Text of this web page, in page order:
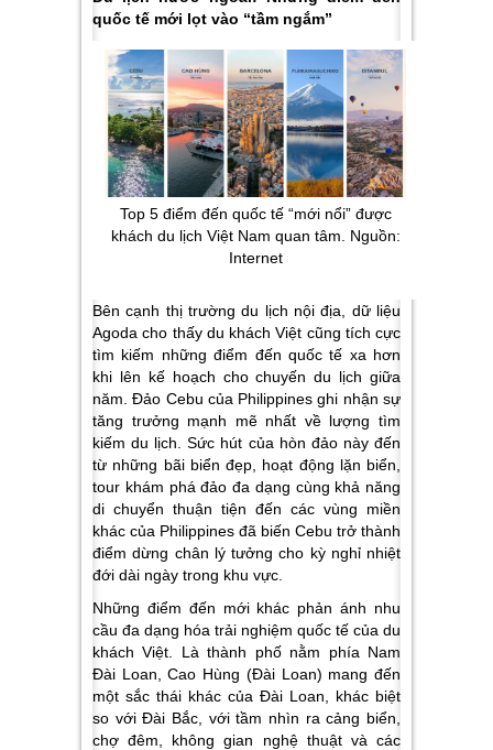
quốc tế mới lọt vào “tầm ngắm”
Top 5 điểm đến quốc tế “mới nổi” được
khách du lịch Việt Nam quan tâm. Nguồn:
Internet
Bên cạnh thị trường du lịch nội địa, dữ liệu
Agoda cho thấy du khách Việt cũng tích cực
tìm kiếm những điểm đến quốc tế xa hơn
khi lên kế hoạch cho chuyến du lịch giữa
năm. Đảo Cebu của Philippines ghi nhận sự
tăng trưởng mạnh mẽ nhất về lượng tìm
kiếm du lịch. Sức hút của hòn đảo này đến
từ những bãi biển đẹp, hoạt động lặn biển,
tour khám phá đảo đa dạng cùng khả năng
di chuyển thuận tiện đến các vùng miền
khác của Philippines đã biến Cebu trở thành
điểm dừng chân lý tưởng cho kỳ nghỉ nhiệt
đới dài ngày trong khu vực.
Những điểm đến mới khác phản ánh nhu
cầu đa dạng hóa trải nghiệm quốc tế của du
khách Việt. Là thành phố nằm phía Nam
Đài Loan,Cao Hùng (Đài Loan) mang đến
một sắc thái khác của Đài Loan, khác biệt
so với Đài Bắc, với tầm nhìn ra cảng biển,
chợ đêm, không gian nghệ thuật và các